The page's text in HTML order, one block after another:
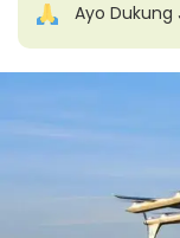
Ayo